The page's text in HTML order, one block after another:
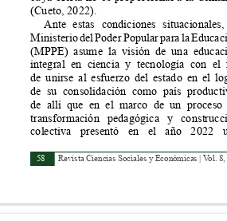
Revista Ciencias Sociales y Económicas | Vol. 8,
58
(Cueto, 2022).
Ante estas condiciones
Ministerio del Poder Popular para la
(MPPE) asume la visión de una
integral en ciencia y tecnología con el
de unirse al esfuerzo del estado en el
de su consolidación como país
de allí que en el marco de un
transformación pedagógica y
colectiva presentó en el año 2022